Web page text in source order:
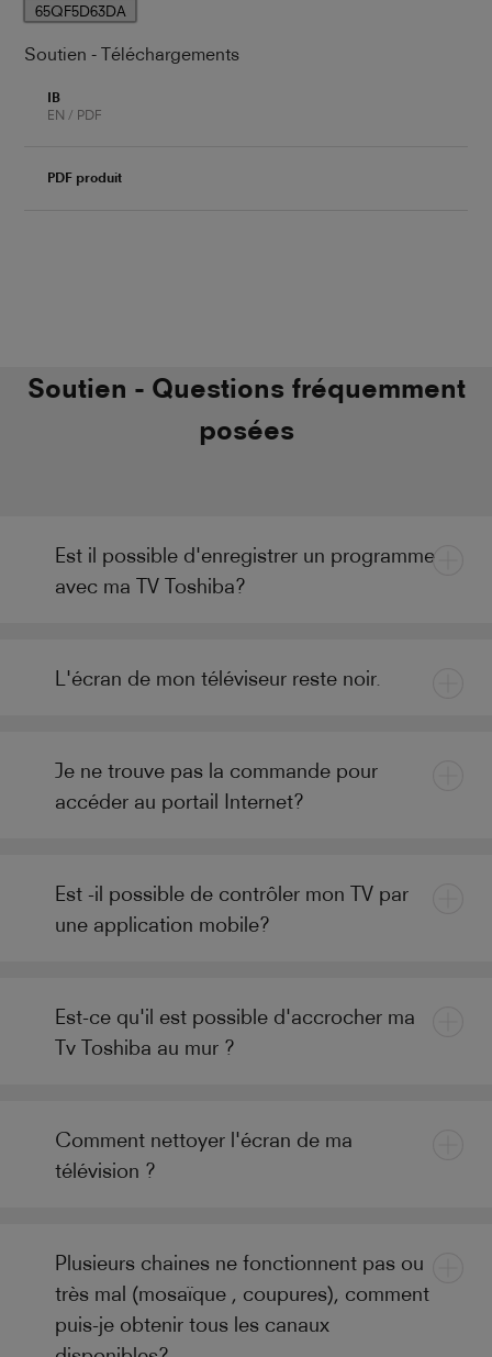
65QF5D63DA
Soutien - Téléchargements
IB
EN / PDF
PDF produit
Soutien - Questions fréquemment
posées
Est il possible d'enregistrer un programme
avec ma TV Toshiba?
L'écran de mon téléviseur reste noir.
Je ne trouve pas la commande pour
accéder au portail Internet?
Est -il possible de contrôler mon TV par
une application mobile?
Est-ce qu'il est possible d'accrocher ma
Tv Toshiba au mur ?
Comment nettoyer l'écran de ma
télévision ?
Plusieurs chaines ne fonctionnent pas ou
très mal (mosaïque , coupures), comment
puis-je obtenir tous les canaux